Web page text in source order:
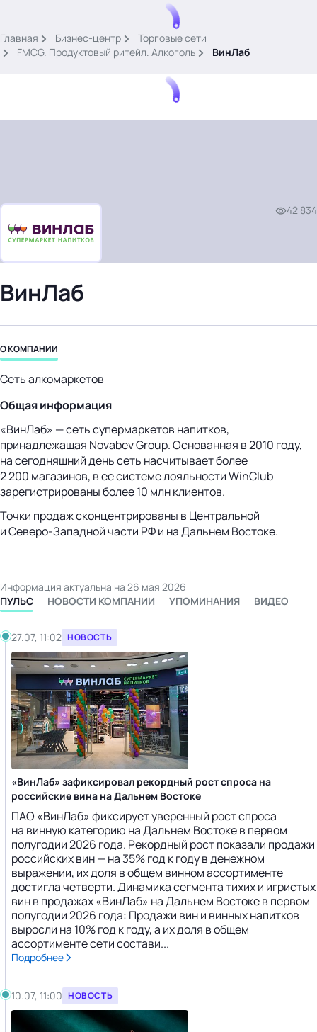
картина дня
темы
новости
видео
бизнес-центр
Главная Бизнес-центр
Торговые сети
FMCG. Продуктовый ритейл. Алкоголь
ВинЛаб
42 834
ВинЛаб
О КОМПАНИИ
Сеть алкомаркетов
Общая информация
«ВинЛаб» — сеть супермаркетов напитков,
принадлежащая Novabev Group. Основанная в 2010 году,
на сегодняшний день сеть насчитывает более
2 200 магазинов, в ее системе лояльности WinClub
зарегистрированы более 10 млн клиентов.
Точки продаж сконцентрированы в Центральной
иСеверо-Западнойчасти РФ и на Дальнем Востоке.
Информация актуальна на 26 мая 2026
ПУЛЬС
НОВОСТИ КОМПАНИИ УПОМИНАНИЯ ВИДЕО
27.07, 11:02 НОВОСТЬ
«ВинЛаб» зафиксировал рекордный рост спроса на
российские вина на Дальнем Востоке
ПАО «ВинЛаб» фиксирует уверенный рост спроса
на винную категорию на Дальнем Востоке в первом
полугодии 2026 года. Рекордный рост показали продажи
российских вин — на 35% год к году в денежном
выражении, их доля в общем винном ассортименте
достигла четверти. Динамика сегмента тихих и игристых
вин в продажах «ВинЛаб» на Дальнем Востоке в первом
полугодии 2026 года: Продажи вин и винных напитков
выросли на 10% год к году, а их доля в общем
ассортименте сети состави...
Подробнее
10.07, 11:00 НОВОСТЬ